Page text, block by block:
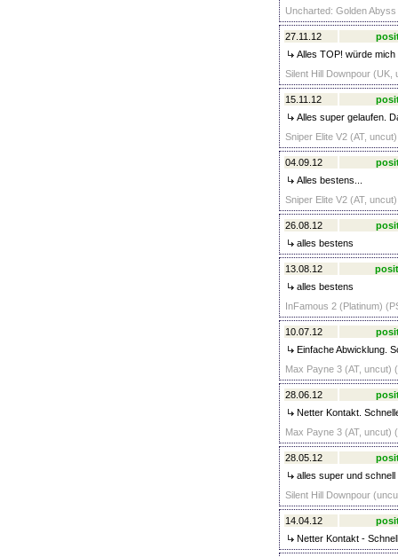
Uncharted: Golden
27.11.12
Alles TOP! würde
Silent Hill Downpour (UK,
15.11.12
Alles super gelaufen.
Sniper Elite V2 (AT,
04.09.12
Alles bestens...
Sniper Elite V2 (AT,
26.08.12
alles bestens
13.08.12
alles bestens
InFamous 2 (Platinum)
10.07.12
Einfache Abwicklung.
Max Payne 3 (AT, uncut)
28.06.12
Netter Kontakt.
Max Payne 3 (AT, uncut)
28.05.12
alles super und schnell
Silent Hill Downpour
14.04.12
Netter Kontakt -